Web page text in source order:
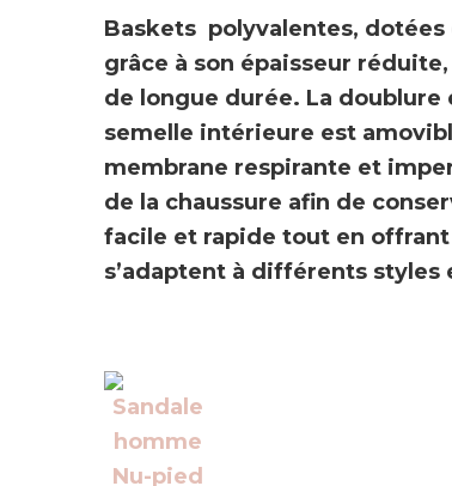
Baskets polyvalentes, dotées
grâce à son épaisseur
de longue durée. La
semelle intérieure est
membrane respirante et
de la chaussure afin de
facile et rapide tout en
s’adaptent à différents styles